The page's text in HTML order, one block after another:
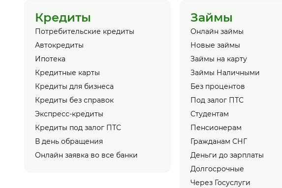
Кредиты
Потребительские кредиты
Автокредиты
Ипотека
Кредитные карты
Кредиты для бизнеса
Кредиты без справок
Экспресс-кредиты
Кредиты под залог ПТС
В день обращения
Онлайн заявка во все банки
Займы
Онлайн займы
Новые займы
Займы на карту
Займы Наличными
Без процентов
Под залог ПТС
Студентам
Пенсионерам
Гражданам СНГ
Деньги до зарплаты
Долгосрочные
Через Госуслуги